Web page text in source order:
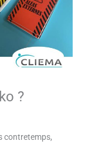
?
contretemps,